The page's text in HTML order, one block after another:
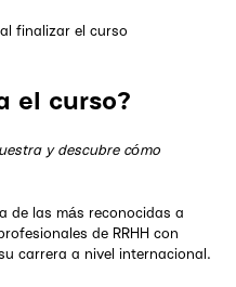
finalizar el curso
el curso?
y descubre cómo
de las más reconocidas a
de RRHH con
carrera a nivel internacional.